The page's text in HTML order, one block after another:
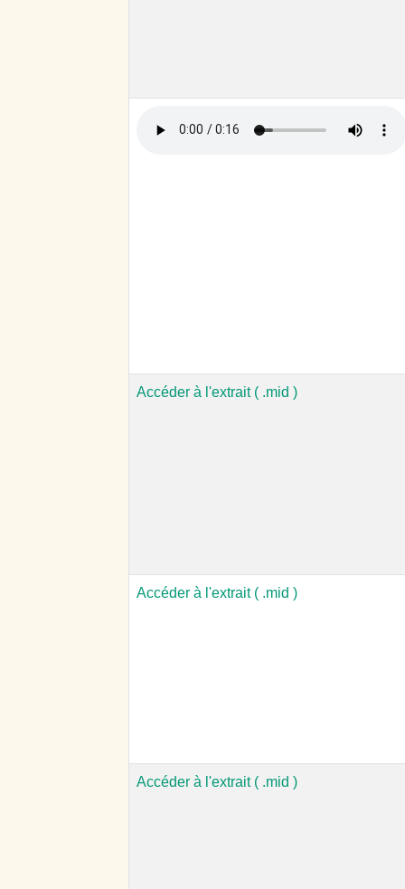
Accéder à l'extrait ( .mid )
Accéder à l'extrait ( .mid )
Accéder à l'extrait ( .mid )